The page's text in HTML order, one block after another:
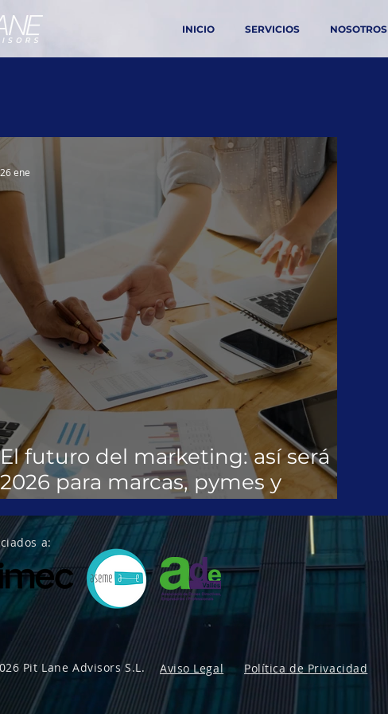
INICIO SERVICIOS NOSOTROS
El futuro del marketing: así será
2026 para marcas, pymes y
profesionales
26 ene
a:
Pit Lane Advisors S.L. Aviso Legal Política de Privacidad